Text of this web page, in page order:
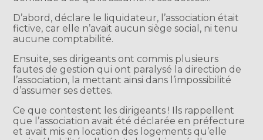
D’abord, déclare le liquidateur, l’association était
fictive, car elle n’avait aucun siège social, ni tenu
aucune comptabilité.
Ensuite, ses dirigeants ont commis plusieurs
fautes de gestion qui ont paralysé la direction de
l’association, la mettant ainsi dans l’impossibilité
d’assumer ses dettes.
Ce que contestent les dirigeants ! Ils rappellent
que l’association avait été déclarée en préfecture
et avait mis en location des logements qu’elle